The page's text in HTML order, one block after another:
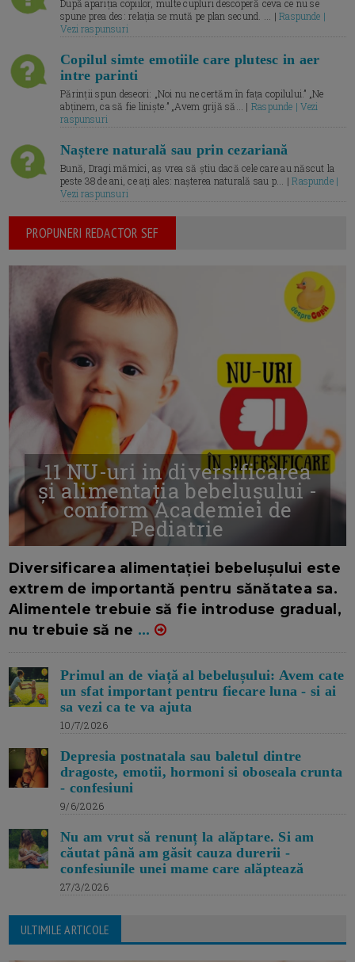
După apariția copiilor, multe cupluri descoperă ceva ce nu se
spune prea des: relația se mută pe plan secund. ... |Raspunde |
Vezi raspunsuri
Copilul simte emotiile care plutesc in aer
intre parinti
Părinții spun deseori: „Noi nu ne certăm în fața copilului.” „Ne
abținem, ca să fie liniște.” „Avem grijă să... | Raspunde | Vezi
raspunsuri
Naștere naturală sau prin cezariană
Bună, Dragi mămici, aș vrea să știu dacă cele care au născut la
peste 38 de ani, ce ați ales: nașterea naturală sau p... |Raspunde |
Vezi raspunsuri
PROPUNERI REDACTOR SEF
11 NU-uri in diversificarea
și alimentația bebelușului -
conform Academiei de
Pediatrie
Diversificarea alimentației bebelușului este
extrem de importantă pentru sănătatea sa.
Alimentele trebuie să fie introduse gradual,
nu trebuie să ne ...
Primul an de viață al bebelușului: Avem cate
un sfat important pentru fiecare luna - si ai
sa vezi ca te va ajuta
10/7/2026
Depresia postnatala sau baletul dintre
dragoste, emotii, hormoni si oboseala crunta
- confesiuni
9/6/2026
Nu am vrut să renunț la alăptare. Si am
căutat până am găsit cauza durerii -
confesiunile unei mame care alăptează
27/3/2026
ULTIMILE ARTICOLE